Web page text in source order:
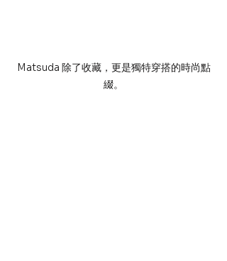
Matsuda 除了收藏，更是獨特穿搭的時尚點
綴。